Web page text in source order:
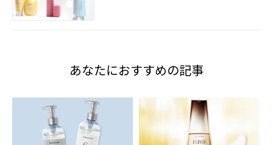
あなたにおすすめの記事